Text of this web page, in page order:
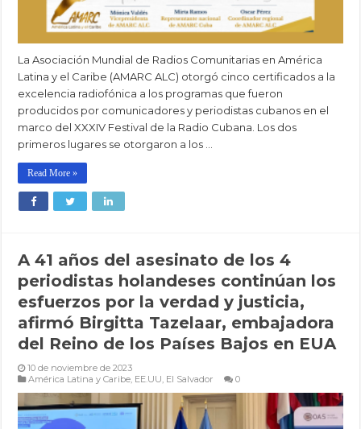
La Asociación Mundial de Radios Comunitarias en América
Latina y el Caribe (AMARC ALC) otorgó cinco certificados a la
excelencia radiofónica a los programas que fueron
producidos por comunicadores y periodistas cubanos en el
marco del XXXIV Festival de la Radio Cubana. Los dos
primeros lugares se otorgaron a los …
Read More »
A 41 años del asesinato de los 4
periodistas holandeses continúan los
esfuerzos por la verdad y justicia,
afirmó Birgitta Tazelaar, embajadora
del Reino de los Países Bajos en EUA
10 de noviembre de 2023
América Latina y Caribe, EE.UU, El Salvador 0